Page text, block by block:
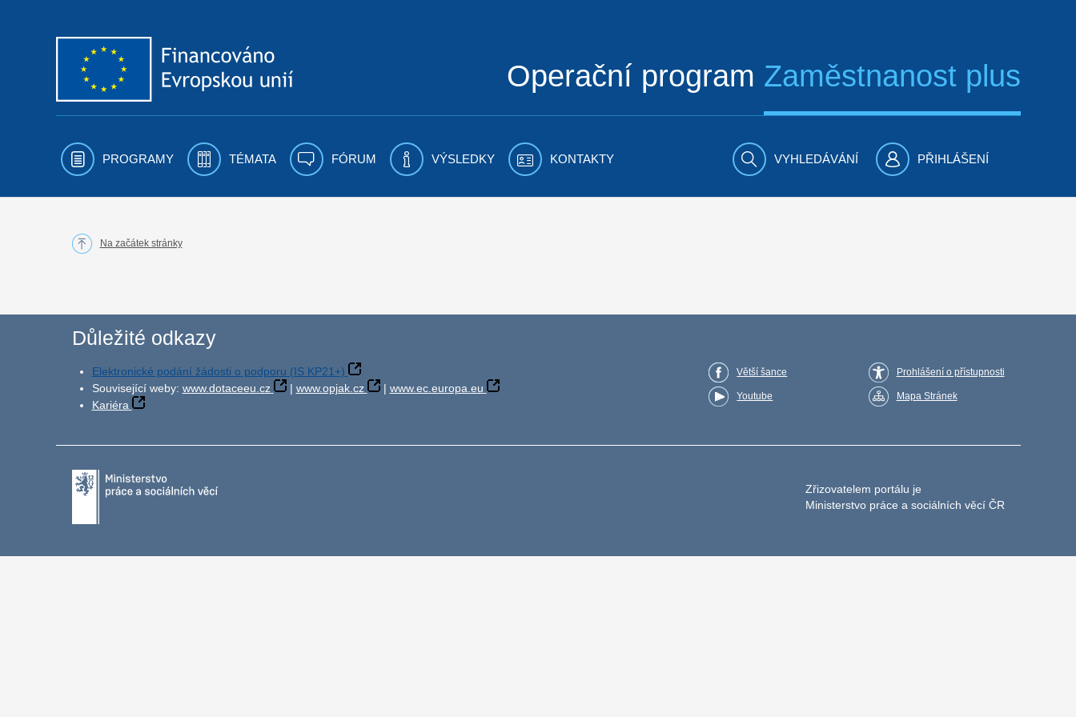
Operační program Zaměstnanost plus
PROGRAMY TÉMATA FÓRUM VÝSLEDKY KONTAKTY VYHLEDÁVÁNÍ PŘIHLÁŠENÍ
Na začátek stránky
Důležité odkazy
Elektronické podání žádosti o podporu (IS KP21+)
Související weby: www.dotaceeu.cz | www.opjak.cz | www.ec.europa.eu
Kariéra
Větší šance
Youtube
Prohlášení o přístupnosti
Mapa Stránek
Zřizovatelem portálu je
Ministerstvo práce a sociálních věcí ČR